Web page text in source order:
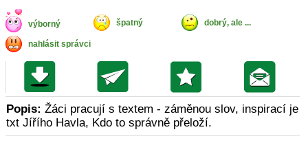
výborný špatný dobrý, ale ...
nahlásit správci
Popis: Žáci pracují s textem - záměnou slov, inspirací je
txt Jířího Havla, Kdo to správně přeloží.